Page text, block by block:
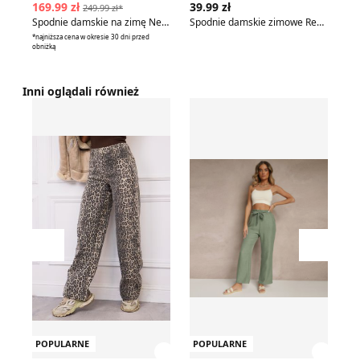
169.99 zł 249.99 zł*
Spodnie damskie na zimę New Balance
*najniższa cena w okresie 30 dni przed
obniżką
39.99 zł
Spodnie damskie zimowe Renee
Inni oglądali również
Przesuń w lewo
POPULARNE POPULARNE